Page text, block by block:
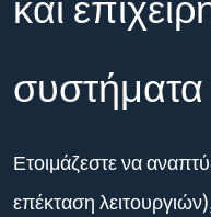
και
συστήματα
Ετοιμάζεστε να